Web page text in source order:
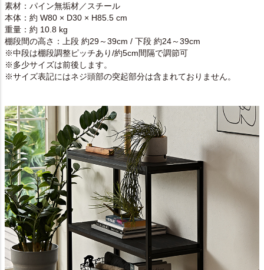
素材：パイン無垢材／スチール
本体：約 W80 × D30 × H85.5 cm
重量：約 10.8 kg
棚段間の高さ：上段 約29～39cm / 下段 約24～39cm
※中段は棚段調整ピッチあり/約5cm間隔で調節可
※多少サイズは前後します。
※サイズ表記にはネジ頭部の突起部分は含まれておりません。